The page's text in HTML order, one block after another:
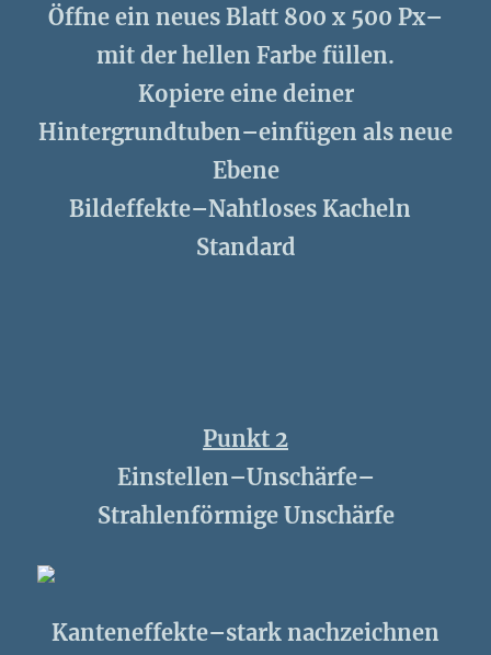
Öffne ein neues Blatt 800 x 500 Px–
mit der hellen Farbe füllen.
Kopiere eine deiner
Hintergrundtuben–einfügen als neue
Ebene
Bildeffekte–Nahtloses Kacheln
Standard
Punkt 2
Einstellen–Unschärfe–
Strahlenförmige Unschärfe
Kanteneffekte–stark nachzeichnen